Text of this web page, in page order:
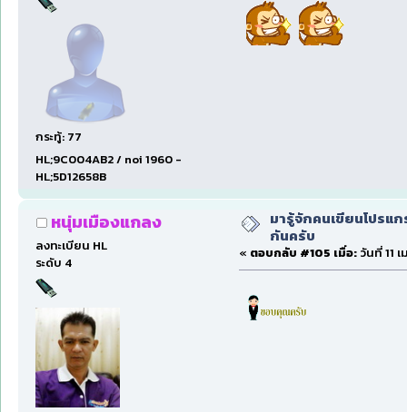
กระทู้: 77
HL;9C004AB2 / noi 1960 -
HL;5D12658B
หนุ่มเมืองแกลง
ลงทะเบียน HL
ระดับ 4
มารู้จักคนเขียนโปรแก
กันครับ
« ตอบกลับ #105 เมื่อ: วันที่ 11